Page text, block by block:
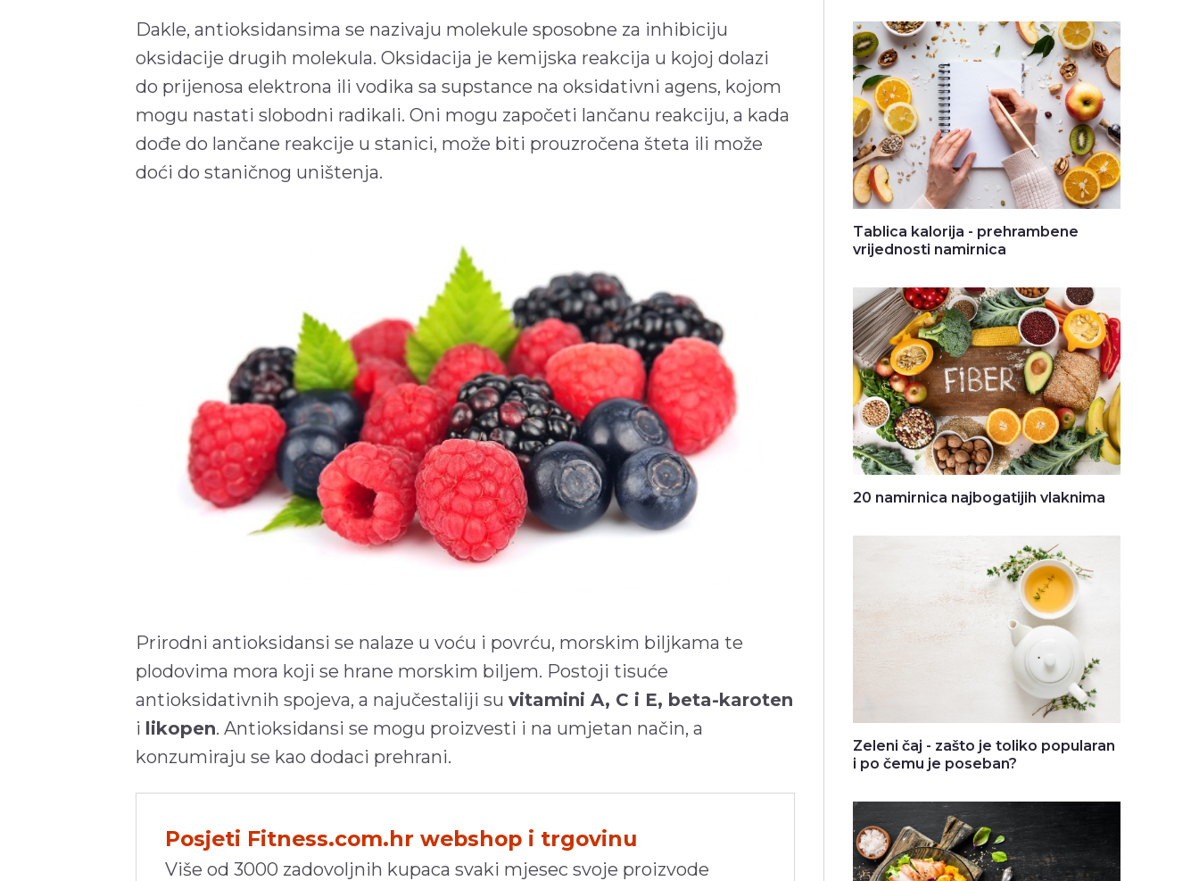
Dakle, antioksidansima se nazivaju molekule sposobne za inhibiciju
oksidacije drugih molekula. Oksidacija je kemijska reakcija u kojoj dolazi
do prijenosa elektrona ili vodika sa supstance na oksidativni agens, kojom
mogu nastati slobodni radikali. Oni mogu započeti lančanu reakciju, a kada
dođe do lančane reakcije u stanici, može biti prouzročena šteta ili može
doći do staničnog uništenja.
Prirodni antioksidansi se nalaze u voću i povrću, morskim biljkama te
plodovima mora koji se hrane morskim biljem. Postoji tisuće
antioksidativnih spojeva, a najučestaliji su vitamini A, C i E, beta-karoten
i likopen. Antioksidansi se mogu proizvesti i na umjetan način, a
konzumiraju se kao dodaci prehrani.
Posjeti Fitness.com.hr webshop i trgovinu
Više od 3000 zadovoljnih kupaca svaki mjesec svoje proizvode
Tablica kalorija - prehrambene
vrijednosti namirnica
20 namirnica najbogatijih vlaknima
Zeleni čaj - zašto je toliko popularan
i po čemu je poseban?